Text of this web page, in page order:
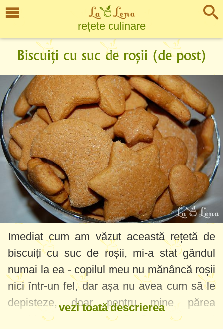
rețete culinare
Biscuiți cu suc de roșii (de post)
Imediat cum am văzut această rețetă de
biscuiți cu suc de roșii, mi-a stat gândul
numai la ea - copilul meu nu mănâncă roșii
nici într-un fel, dar așa nu avea cum să le
depisteze, doar pentru mine părea
combinația mai ciudată. Deci am avut
vezi toată descrierea